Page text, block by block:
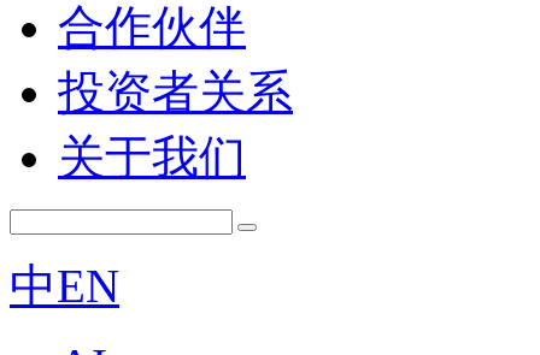
合作伙伴
投资者关系
关于我们
中EN